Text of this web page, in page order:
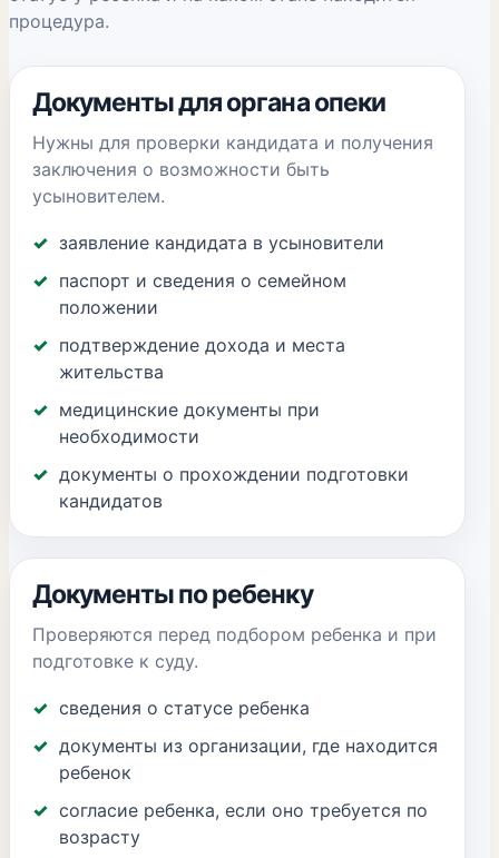
процедура.
Документы для органа опеки
Нужны для проверки кандидата и получения
заключения о возможности быть
усыновителем.
заявление кандидата в усыновители
паспорт и сведения о семейном
положении
подтверждение дохода и места
жительства
медицинские документы при
необходимости
документы о прохождении подготовки
кандидатов
Документы по ребенку
Проверяются перед подбором ребенка и при
подготовке к суду.
сведения о статусе ребенка
документы из организации, где находится
ребенок
согласие ребенка, если оно требуется по
возрасту